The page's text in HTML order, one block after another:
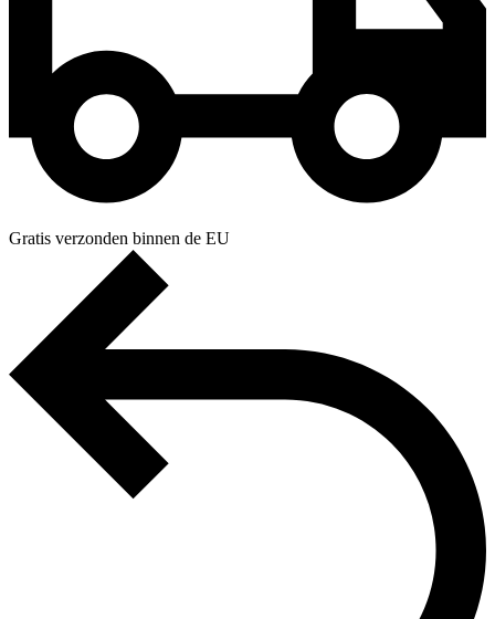
Gratis verzonden binnen de EU